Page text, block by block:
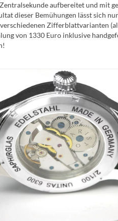
aufbereitet und mit
dieser Bemühungen lässt sich
Zifferblattvarianten
von 1330 Euro inklusive